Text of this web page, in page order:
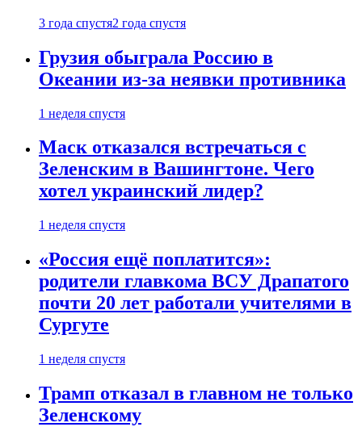
3 года спустя2 года спустя
Грузия обыграла Россию в
Океании из-за неявки противника
1 неделя спустя
Маск отказался встречаться с
Зеленским в Вашингтоне. Чего
хотел украинский лидер?
1 неделя спустя
«Россия ещё поплатится»:
родители главкома ВСУ Драпатого
почти 20 лет работали учителями в
Сургуте
1 неделя спустя
Трамп отказал в главном не только
Зеленскому